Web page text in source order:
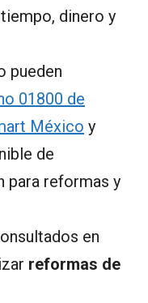
dinero y
pueden
01800 de
México y
de
para reformas y
en
reformas de